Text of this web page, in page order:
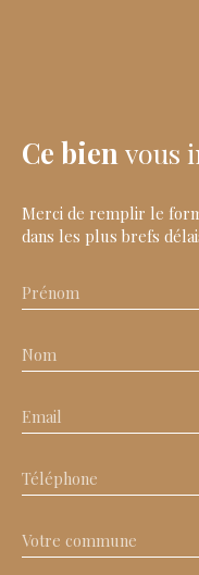
Ce bien vous
Merci de remplir le
dans les plus brefs
Prénom
Nom
Email
Téléphone
Votre commune